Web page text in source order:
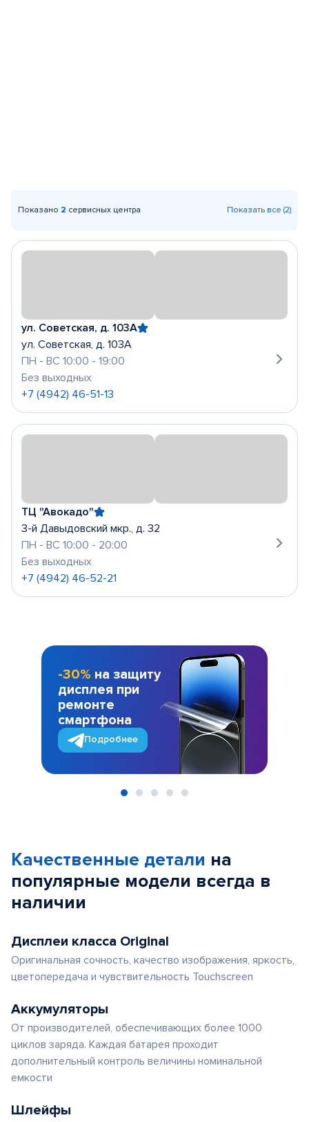
Показано 2 сервисных центра Показать все (2)
ул. Советская, д. 103А
ул. Советская, д. 103А
ПН - ВС 10:00 - 19:00
Без выходных
+7 (4942) 46-51-13
ТЦ "Авокадо"
3-й Давыдовский мкр., д. 32
ПН - ВС 10:00 - 20:00
Без выходных
+7 (4942) 46-52-21
-30% на защиту
дисплея при
ремонте
смартфона
Подробнее
Качественные детали на
популярные модели всегда в
наличии
Дисплеи класса Original
Оригинальная сочность, качество изображения, яркость,
цветопередача и чувствительность Touchscreen
Аккумуляторы
От производителей, обеспечивающих более 1000
циклов заряда. Каждая батарея проходит
дополнительный контроль величины номинальной
емкости
Шлейфы